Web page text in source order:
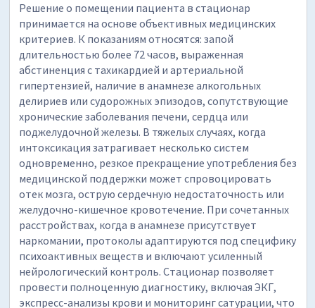
Решение о помещении пациента в стационар
принимается на основе объективных медицинских
критериев. К показаниям относятся: запой
длительностью более 72 часов, выраженная
абстиненция с тахикардией и артериальной
гипертензией, наличие в анамнезе алкогольных
делириев или судорожных эпизодов, сопутствующие
хронические заболевания печени, сердца или
поджелудочной железы. В тяжелых случаях, когда
интоксикация затрагивает несколько систем
одновременно, резкое прекращение употребления без
медицинской поддержки может спровоцировать
отек мозга, острую сердечную недостаточность или
желудочно-кишечное кровотечение. При сочетанных
расстройствах, когда в анамнезе присутствует
наркомании, протоколы адаптируются под специфику
психоактивных веществ и включают усиленный
нейрологический контроль. Стационар позволяет
провести полноценную диагностику, включая ЭКГ,
экспресс-анализы крови и мониторинг сатурации, что